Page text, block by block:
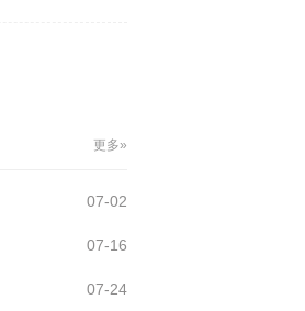
更多»
07-02
07-16
07-24